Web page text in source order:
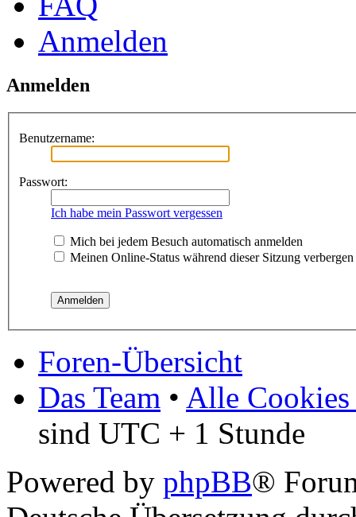
Anmelden
Anmelden
Benutzername:
Passwort:
Ich habe mein Passwort vergessen
Mich bei jedem Besuch automatisch anmelden
Meinen Online-Status während dieser Sitzung verbergen
Foren-Übersicht
Das Team • Alle Cookies
sind UTC + 1 Stunde
Powered by phpBB®